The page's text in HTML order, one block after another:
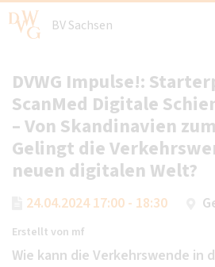
BV Sachsen
DVWG Impulse!:
ScanMed Digitale
– Von Skandinavien
Gelingt die
neuen digitalen Welt?
24.04.2024 17:00 - 18:30
Erstellt von mf
Wie kann die Verkehrswende in